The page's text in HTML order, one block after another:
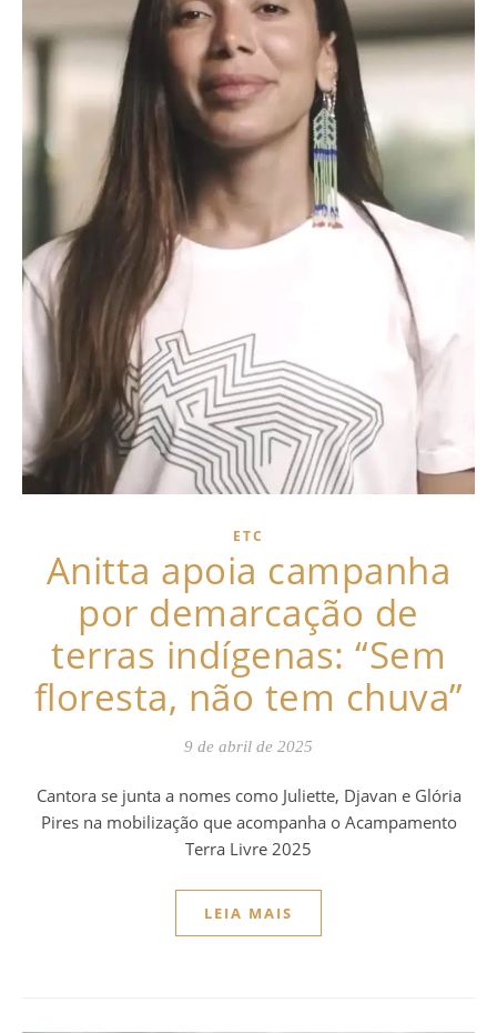
ETC
Anitta apoia campanha
por demarcação de
terras indígenas: “Sem
floresta, não tem chuva”
9 de abril de 2025
Cantora se junta a nomes como Juliette, Djavan e Glória
Pires na mobilização que acompanha o Acampamento
Terra Livre 2025
LEIA MAIS